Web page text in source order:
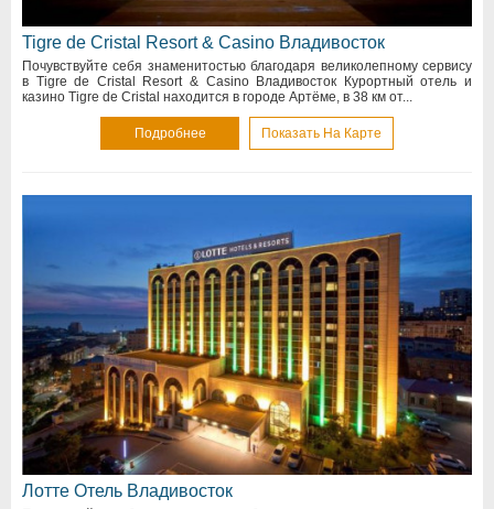
Tigre de Cristal Resort & Casino Владивосток
Почувствуйте себя знаменитостью благодаря великолепному сервису
в Tigre de Cristal Resort & Casino Владивосток Курортный отель и
казино Tigre de Cristal находится в городе Артёме, в 38 км от...
Подробнее Показать На Карте
Лотте Отель Владивосток